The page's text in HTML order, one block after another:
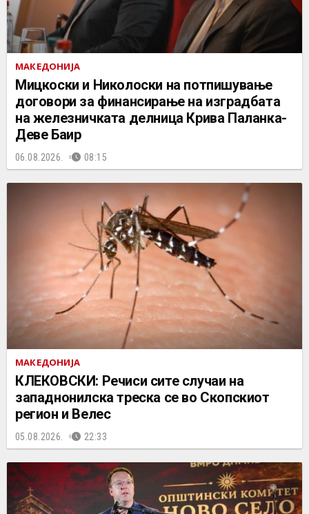
МАКЕДОНИЈА
Мицкоски и Николоски на потпишување
договори за финансирање на изградбата
на железничката делница Крива Паланка-
Деве Баир
06.08.2026. 08:15
МАКЕДОНИЈА
КЛЕКОВСКИ: Речиси сите случаи на
западнонилска треска се во Скопскиот
регион и Велес
05.08.2026. 22:33